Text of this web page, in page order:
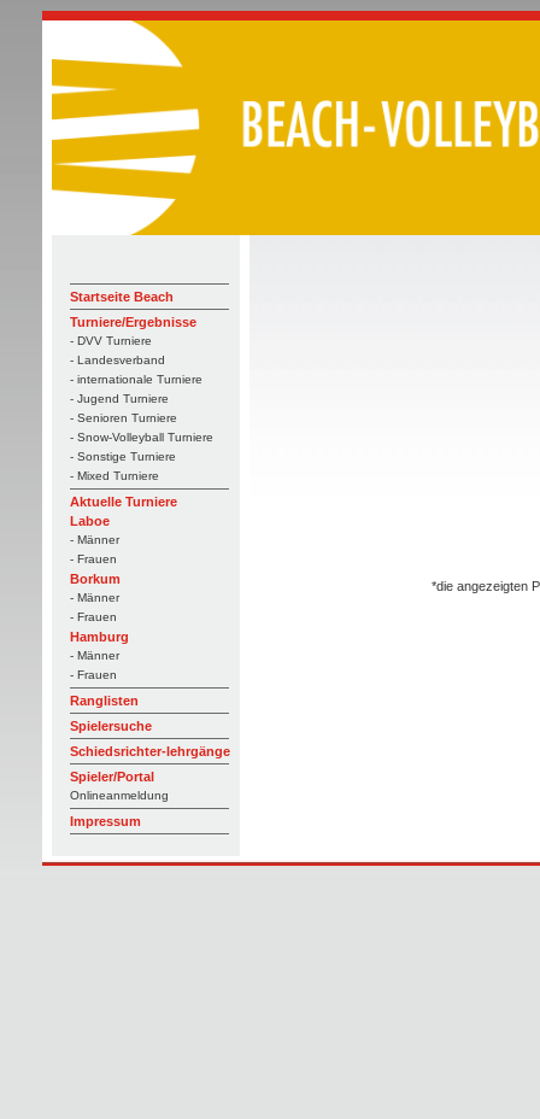
Startseite Beach
Turniere/Ergebnisse
- DVV Turniere
- Landesverband
- internationale Turniere
- Jugend Turniere
- Senioren Turniere
- Snow-Volleyball Turniere
- Sonstige Turniere
- Mixed Turniere
Aktuelle Turniere
Laboe
- Männer
- Frauen
Borkum
- Männer
- Frauen
Hamburg
- Männer
- Frauen
Ranglisten
Spielersuche
Schiedsrichter-lehrgänge
Spieler/Portal
Onlineanmeldung
Impressum
*die angezeigten